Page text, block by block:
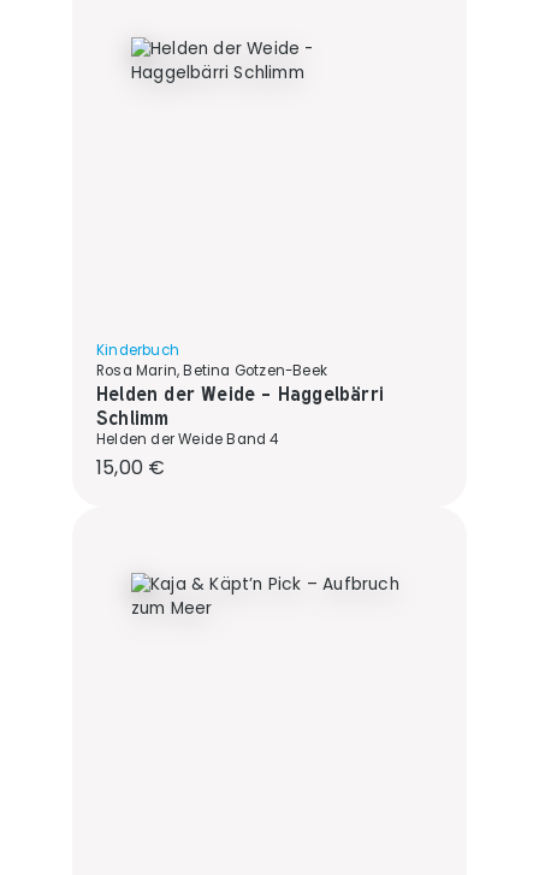
Kinderbuch
Rosa Marin, Betina Gotzen-Beek
Helden der Weide - Haggelbärri
Schlimm
Helden der Weide Band 4
Regulärer Preis:
15,00 €